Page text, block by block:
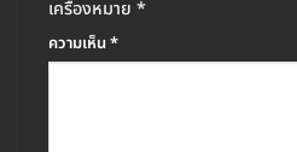
เครื่องหมาย *
ความเห็น*